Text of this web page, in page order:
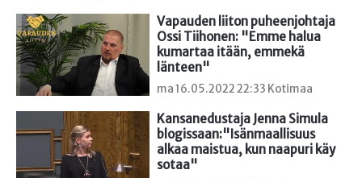
Vapauden liiton puheenjohtaja
Ossi Tiihonen: "Emme halua
kumartaa itään, emmekä
länteen"
ma 16.05.2022 22:33 Kotimaa
Kansanedustaja Jenna Simula
blogissaan:"Isänmaallisuus
alkaa maistua, kun naapuri käy
sotaa"